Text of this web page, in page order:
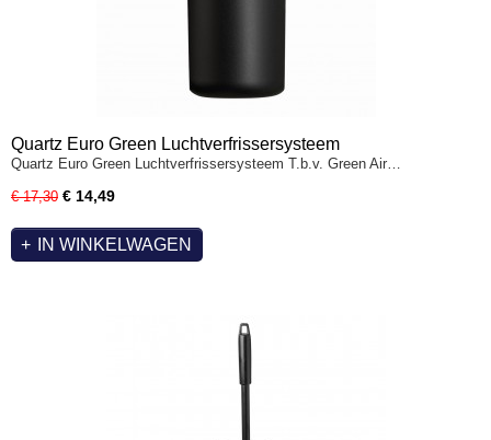
Quartz Euro Green Luchtverfrissersysteem
Quartz Euro Green Luchtverfrissersysteem T.b.v. Green Air…
€ 17,30 € 14,49
IN WINKELWAGEN